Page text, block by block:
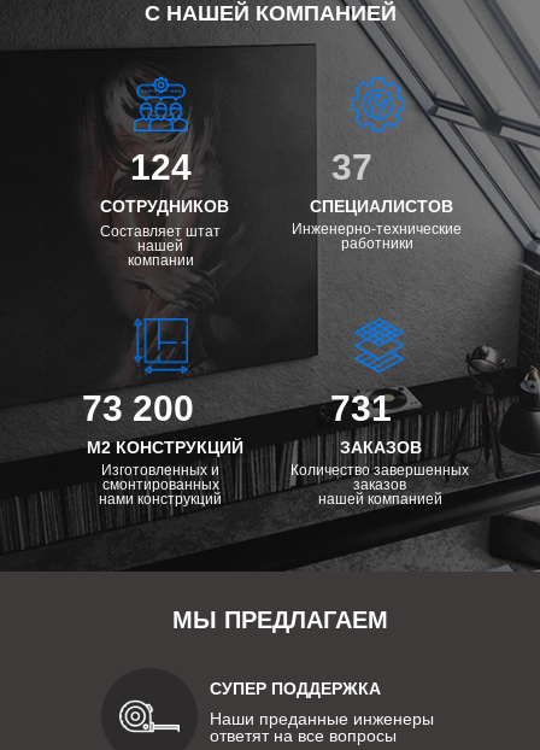
С НАШЕЙ КОМПАНИЕЙ
124
СОТРУДНИКОВ
Составляет штат
нашей
компании
73 200
М2 КОНСТРУКЦИЙ
Изготовленных и
смонтированных
нами конструкций
731
ЗАКАЗОВ
Количество завершенных
заказов
нашей компанией
37
СПЕЦИАЛИСТОВ
Инженерно-технические
работники
МЫ ПРЕДЛАГАЕМ
СУПЕР ПОДДЕРЖКА
Наши преданные инженеры
ответят на все вопросы